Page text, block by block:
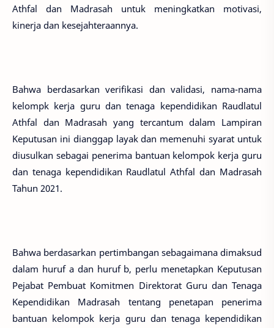
Athfal dan Madrasah untuk meningkatkan motivasi,
kinerja dan kesejahteraannya.
Bahwa berdasarkan verifikasi dan validasi, nama-nama
kelompk kerja guru dan tenaga kependidikan Raudlatul
Athfal dan Madrasah yang tercantum dalam Lampiran
Keputusan ini dianggap layak dan memenuhi syarat untuk
diusulkan sebagai penerima bantuan kelompok kerja guru
dan tenaga kependidikan Raudlatul Athfal dan Madrasah
Tahun 2021.
Bahwa berdasarkan pertimbangan sebagaimana dimaksud
dalam huruf a dan huruf b, perlu menetapkan Keputusan
Pejabat Pembuat Komitmen Direktorat Guru dan Tenaga
Kependidikan Madrasah tentang penetapan penerima
bantuan kelompok kerja guru dan tenaga kependidikan